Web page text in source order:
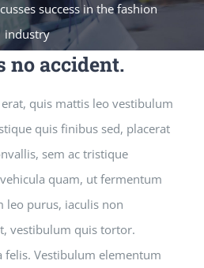
success in the fashion
industry
no accident.
quis mattis leo vestibulum
quis finibus sed, placerat
sem ac tristique
quam, ut fermentum
leo purus, iaculis non
vestibulum quis tortor.
Vestibulum elementum